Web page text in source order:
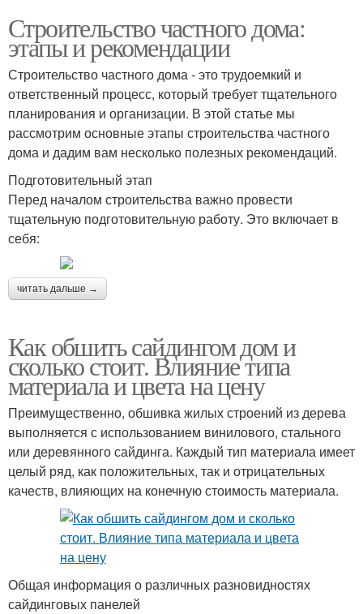
Строительство частного дома:
этапы и рекомендации
Строительство частного дома - это трудоемкий и
ответственный процесс, который требует тщательного
планирования и организации. В этой статье мы
рассмотрим основные этапы строительства частного
дома и дадим вам несколько полезных рекомендаций.
Подготовительный этап
Перед началом строительства важно провести
тщательную подготовительную работу. Это включает в
себя:
читать дальше →
Как обшить сайдингом дом и
сколько стоит. Влияние типа
материала и цвета на цену
Преимущественно, обшивка жилых строений из дерева
выполняется с использованием винилового, стального
или деревянного сайдинга. Каждый тип материала имеет
целый ряд, как положительных, так и отрицательных
качеств, влияющих на конечную стоимость материала.
Общая информация о различных разновидностях
сайдинговых панелей